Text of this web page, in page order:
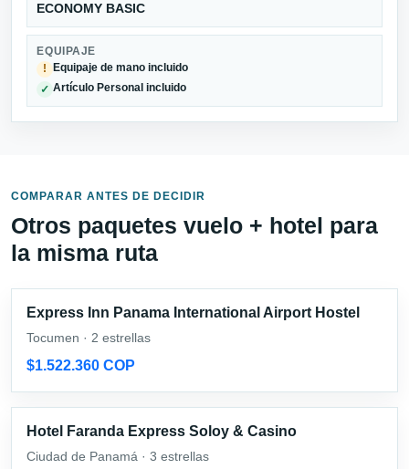
ECONOMY BASIC
EQUIPAJE
!
Equipaje de mano incluido
✓ Artículo Personal incluido
COMPARAR ANTES DE DECIDIR
Otros paquetes vuelo + hotel para
la misma ruta
Express Inn Panama International Airport Hostel
Tocumen · 2 estrellas
$1.522.360 COP
Hotel Faranda Express Soloy & Casino
Ciudad de Panamá · 3 estrellas